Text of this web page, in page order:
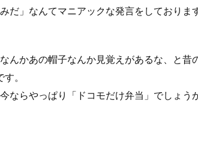
だ」なんてマニアックな発言をしておりま
んかあの帽子なんか見覚えがあるな、と昔
。
らやっぱり「ドコモだけ弁当」でしょうか